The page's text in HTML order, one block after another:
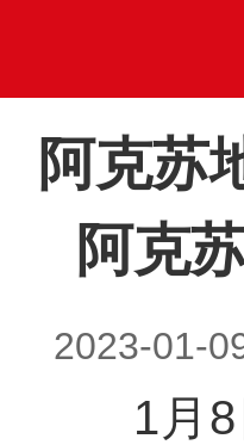
阿克苏
阿克
2023-01-
1月8日